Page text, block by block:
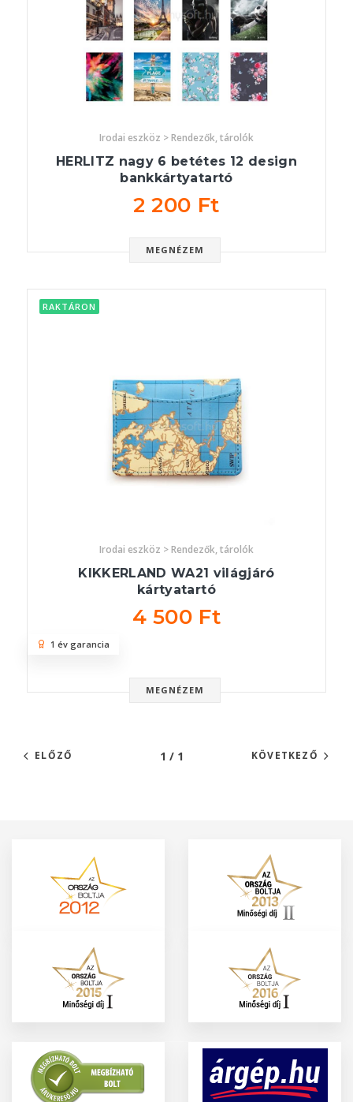
Irodai eszköz > Rendezők, tárolók
HERLITZ nagy 6 betétes 12 design
bankkártyatartó
2 200 Ft
MEGNÉZEM
RAKTÁRON
Irodai eszköz > Rendezők, tárolók
KIKKERLAND WA21 világjáró
kártyatartó
4 500 Ft
MEGNÉZEM
1 év garancia
ELŐZŐ 1 / 1 KÖVETKEZŐ